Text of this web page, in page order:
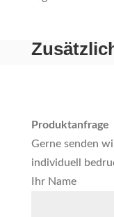
Produktanfrage
Gerne senden
individuell
Ihr Name